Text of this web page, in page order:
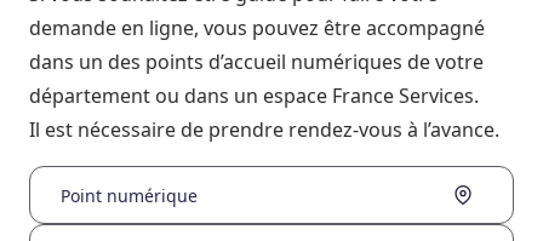
demande en ligne, vous pouvez être accompagné
dans un des points d’accueil numériques de votre
département ou dans un espace France Services.
Il est nécessaire de prendre rendez-vous à l’avance.
Point numérique